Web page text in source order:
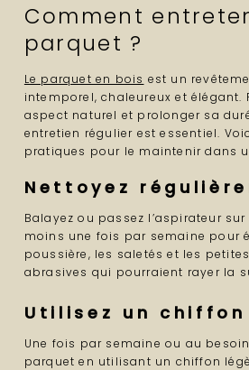
Comment
parquet ?
Le parquet en bois est un
intemporel, chaleureux et élégant.
aspect naturel et prolonger sa
entretien régulier est essentiel.
pratiques pour le maintenir dans
Nettoyez
Balayez ou passez l’aspirateur
moins une fois par semaine pour
poussière, les saletés et les
abrasives qui pourraient rayer la
Utilisez un chiffon
Une fois par semaine ou au
parquet en utilisant un chiffon